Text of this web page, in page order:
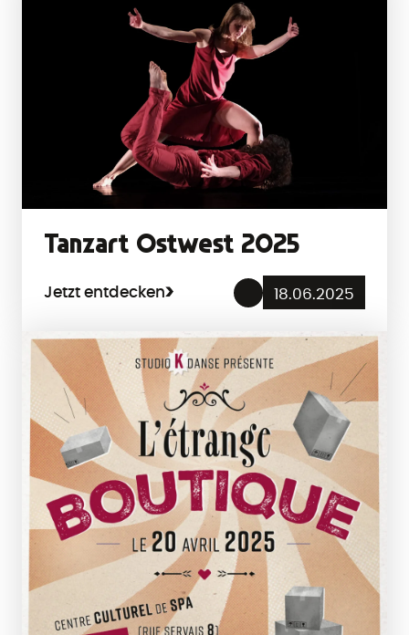
Tanzart Ostwest 2025
Jetzt entdecken 18.06.2025